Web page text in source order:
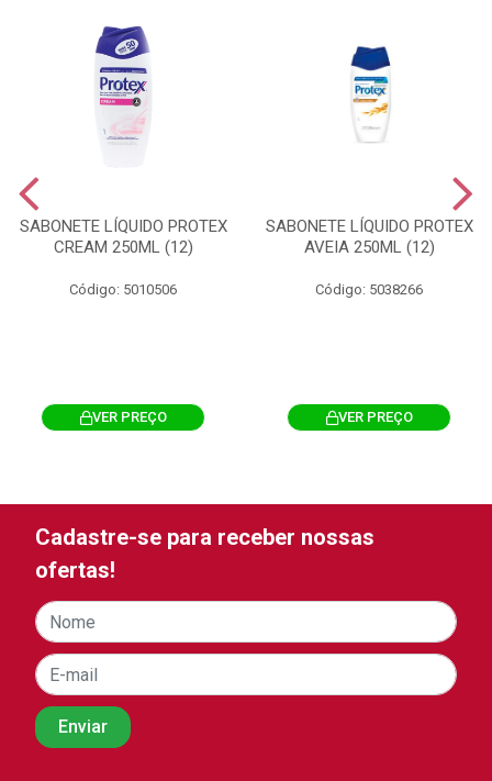
SABONETE LÍQUIDO PROTEX
CREAM 250ML (12)
Código: 5010506
VER PREÇO
SABONETE LÍQUIDO PROTEX
AVEIA 250ML (12)
Código: 5038266
VER PREÇO
Cadastre-se para receber nossas
ofertas!